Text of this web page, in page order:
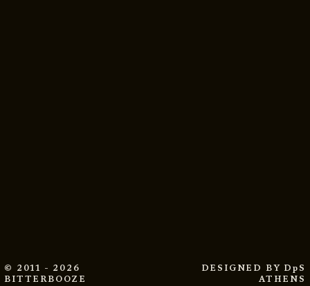
© 2011 - 2026
BITTERBOOZE
DESIGNED BY DpS
ATHENS